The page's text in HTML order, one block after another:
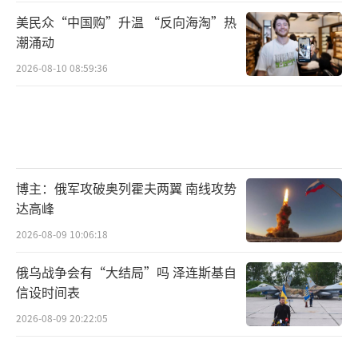
美民众“中国购”升温 “反向海淘”热
潮涌动
2026-08-10 08:59:36
博主：俄军攻破奥列霍夫两翼 南线攻势
达高峰
2026-08-09 10:06:18
俄乌战争会有“大结局”吗 泽连斯基自
信设时间表
2026-08-09 20:22:05